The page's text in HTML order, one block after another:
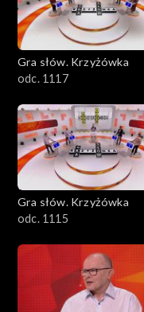
Gra słów. Krzyżówka
odc. 1117
Gra słów. Krzyżówka
odc. 1115